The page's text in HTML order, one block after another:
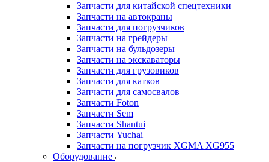
Запчасти для китайской спецтехники
Запчасти на автокраны
Запчасти для погрузчиков
Запчасти на грейдеры
Запчасти на бульдозеры
Запчасти на экскаваторы
Запчасти для грузовиков
Запчасти для катков
Запчасти для самосвалов
Запчасти Foton
Запчасти Sem
Запчасти Shantui
Запчасти Yuchai
Запчасти на погрузчик XGMA XG955
Оборудование